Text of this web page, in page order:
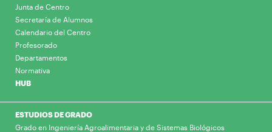
Junta de Centro
Secretaría de Alumnos
Calendario del Centro
Profesorado
Departamentos
Normativa
HUB
ESTUDIOS DE GRADO
Grado en Ingeniería Agroalimentaria y de Sistemas Biológicos